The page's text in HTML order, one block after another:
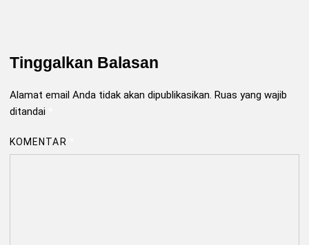
Tinggalkan Balasan
Alamat email Anda tidak akan dipublikasikan. Ruas yang wajib
ditandai
KOMENTAR